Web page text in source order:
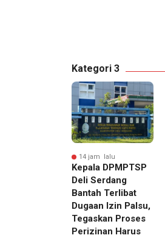
Kategori 3
14 jam lalu
Kepala DPMPTSP
Deli Serdang
Bantah Terlibat
Dugaan Izin Palsu,
Tegaskan Proses
Perizinan Harus